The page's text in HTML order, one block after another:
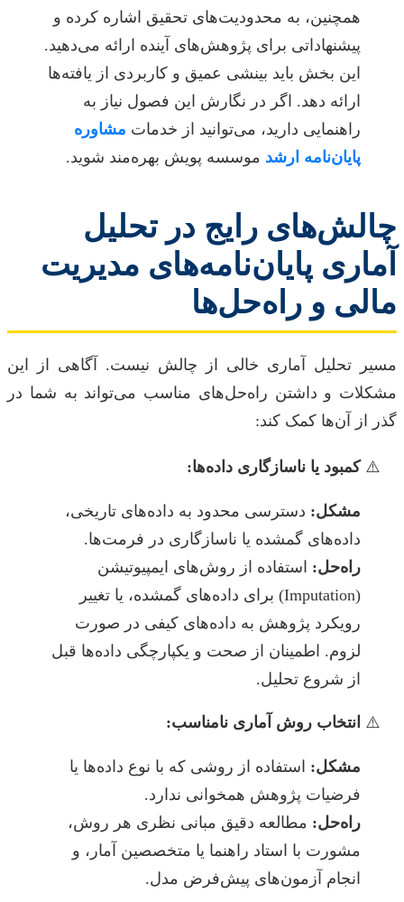
همچنین، به محدودیت‌های تحقیق اشاره کرده و
پیشنهاداتی برای پژوهش‌های آینده ارائه می‌دهید.
این بخش باید بینشی عمیق و کاربردی از یافته‌ها
ارائه دهد. اگر در نگارش این فصول نیاز به
راهنمایی دارید، می‌توانید از خدمات مشاوره
پایان‌نامه ارشد موسسه پویش بهره‌مند شوید.
چالش‌های رایج در تحلیل
آماری پایان‌نامه‌های مدیریت
مالی و راه‌حل‌ها
مسیر تحلیل آماری خالی از چالش نیست. آگاهی از این
مشکلات و داشتن راه‌حل‌های مناسب می‌تواند به شما در
گذر از آن‌ها کمک کند:
کمبود یا ناسازگاری داده‌ها:
مشکل: دسترسی محدود به داده‌های تاریخی،
داده‌های گمشده یا ناسازگاری در فرمت‌ها.
راه‌حل: استفاده از روش‌های ایمپیوتیشن
(Imputation) برای داده‌های گمشده، یا تغییر
رویکرد پژوهش به داده‌های کیفی در صورت
لزوم. اطمینان از صحت و یکپارچگی داده‌ها قبل
از شروع تحلیل.
انتخاب روش آماری نامناسب:
مشکل: استفاده از روشی که با نوع داده‌ها یا
فرضیات پژوهش همخوانی ندارد.
راه‌حل: مطالعه دقیق مبانی نظری هر روش،
مشورت با استاد راهنما یا متخصصین آمار، و
انجام آزمون‌های پیش‌فرض مدل.